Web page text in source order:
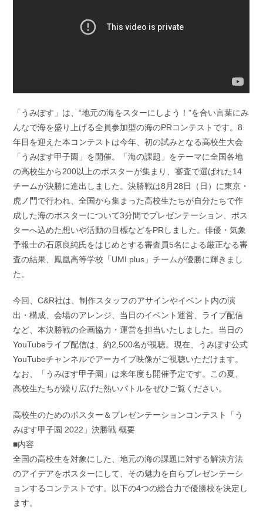
「うみぽす」は、“地元の海をスターにしよう！”を合い言葉にみ
んなで海を盛り上げる全員参加型の海のPRコンテストです。8
年目を迎えた本コンテストは今年、初の試みとなる高校生大会
「うみぽす甲子園」を開催。「海の課題」をテーマに全国各地
の高校生から200以上のポスターが集まり、審査で選ばれた14
チームが決勝に進出しました。決勝戦は8月28日（日）に東京・
虎ノ門で行われ、全国から集まった高校生たちが自分たちで作
成した海のポスターについて3分間でプレゼンテーション、ポス
ターへ込めた想いや活動の目標などをPRしました。俳優・気象
予報士の石原良純氏をはじめとする審査員5名による厳正なる審
査の結果、鳳凰高等学校「UMI plus」チームが優勝に輝きまし
た。
今回、C&R社は、制作スタッフのアサインやイベント内の演
出・構成、会場のアレンジ、当日のイベント運営、ライブ配信
など、本決勝戦の企画協力・運営を担当いたしました。当日の
YouTubeライブ配信は、約2,500名が視聴。現在、うみぽす公式
YouTubeチャンネルでアーカイブ映像がご視聴いただけます。
なお、「うみぽす甲子園」は来年度も開催予定です。この夏、
高校生たちが繰り広げた熱いバトルをぜひご覧ください。
高校生のためのポスター＆プレゼンテーションコンテスト「う
みぽす甲子園 2022」決勝戦 概要
■内容
全国の高校生を対象にした、地元の海の課題に対する解決方法
のアイデアをポスターにして、その魅力を自らプレゼンテーシ
ョンするコンテストです。以下の4つの総合力で優勝校を決定し
ます。